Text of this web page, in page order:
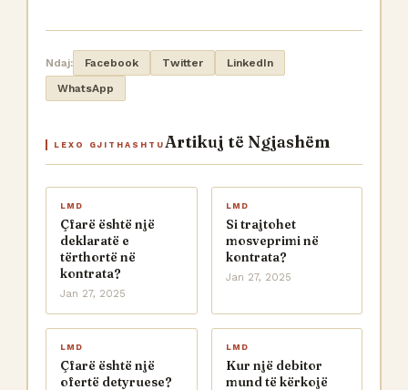
Ndaj: Facebook Twitter
LinkedIn
WhatsApp
LEXO GJITHASHTU Artikuj të Ngjashëm
LMD
Çfarë është një
deklaratë e
tërthortë në
kontrata?
Jan 27, 2025
LMD
Si trajtohet
mosveprimi në
kontrata?
Jan 27, 2025
LMD
Çfarë është një
ofertë detyruese?
LMD
Kur një debitor
mund të kërkojë